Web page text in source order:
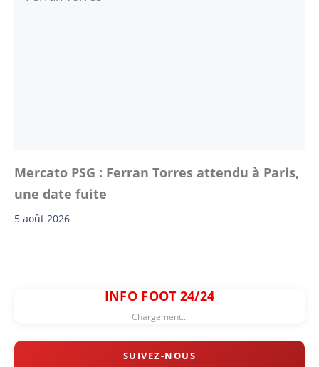
Mercato PSG : Ferran Torres attendu à Paris,
une date fuite
5 août 2026
INFO FOOT 24/24
Chargement...